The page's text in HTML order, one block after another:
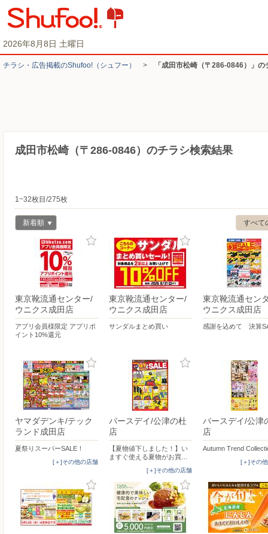
2026年8月8日 土曜日
チラシ・​広告掲載の​Shufoo!​（シュフー） > 「成田市松崎（〒286-0846）」
成田市松崎（〒286-0846）のチラシ検索結果
1~32枚目/275枚
すべて
新着順
東京靴流通センター/
ウニクス成田店
アプリ会員様限定 アプリポ
イント10%還元
東京靴流通センター/
ウニクス成田店
サンダルまとめ買い
東京靴流通セン
ウニクス成田店
感謝を込めて 決算
ヤマダデンキ/テック
ランド成田店
夏祭りスーパーSALE！
[＋]その他の店舗
バースデイ/公津の杜
店
【夏物値下しました！】い
ますぐ使える夏物がお買…
[＋]その他の店舗
バースデイ/公津
店
Autumn Trend
[＋]その